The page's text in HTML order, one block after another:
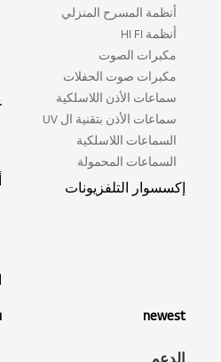
أنظمة المسرح المنزلي
أنظمة HI FI
مكبرات الصوت
مكبرات صوت الحفلات
سماعات الأذن اللاسلكية
سماعات الأذن بتقنية ال UV
السماعات اللاسلكية
السماعات المحمولة
إكسسوار التلفزيونات
newest